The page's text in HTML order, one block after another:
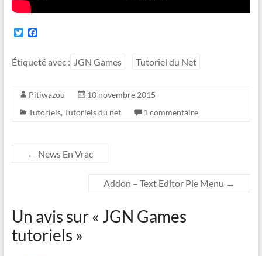
T
t
t
r
F
e
k
Étiqueté avec : JGN Games Tutoriel du Net
Pitiwazou
10 novembre 2015
Tutoriels, Tutoriels du net 1 commentaire
← News En Vrac
Addon – Text Editor Pie Menu →
Un avis sur « JGN Games
tutoriels »